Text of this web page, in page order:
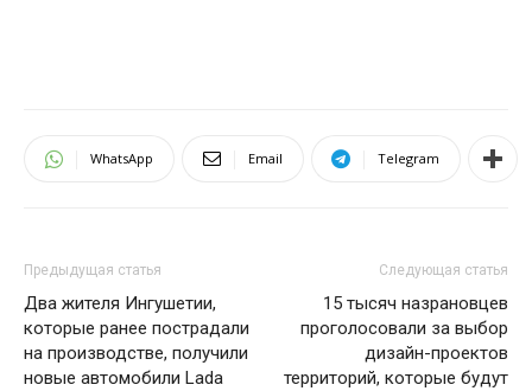
WhatsApp Email Telegram
Предыдущая статья
Два жителя Ингушетии,
которые ранее пострадали
на производстве, получили
новые автомобили Lada
Следующая статья
15 тысяч назрановцев
проголосовали за выбор
дизайн-проектов
территорий, которые будут